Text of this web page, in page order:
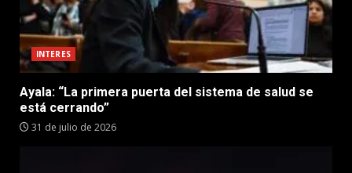
INTERES
Ayala: “La primera puerta del sistema de salud se
está cerrando”
31 de julio de 2026